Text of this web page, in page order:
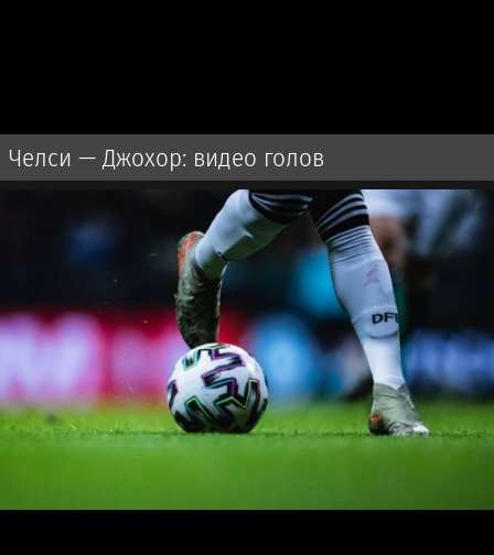
Челси — Джохор: видео голов